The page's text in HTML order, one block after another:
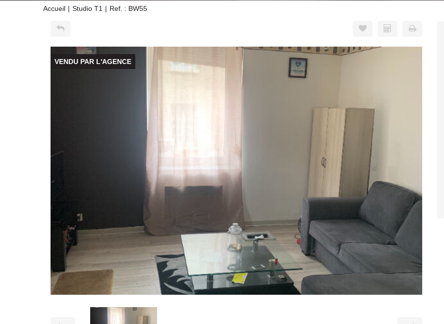
Accueil Studio T1 Ref. : BW55
VENDU PAR L'AGENCE